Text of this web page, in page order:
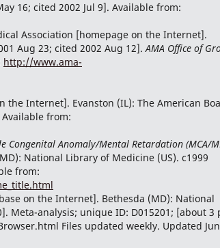
16; cited 2002 Jul 9]. Available from:
Association [homepage on the Internet].
Aug 23; cited 2002 Aug 12].AMA Office of
http://www.ama-
the Internet]. Evanston (IL): The American
from:
Congenital Anomaly/Mental Retardation (MCA/
National Library of Medicine (US). c1999
from:
on the Internet]. Bethesda (MD): National
Meta-analysis; unique ID: D015201; [about 3
Files updated weekly. Updated